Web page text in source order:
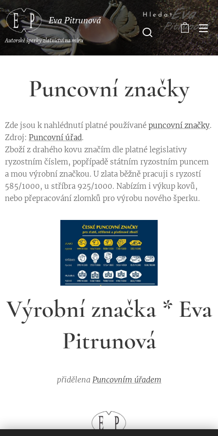
Eva Pitrunová
Autorské šperky zlatnictví na míru
Hledat
Puncovní značky
Zde jsou k nahlédnutí platné používané puncovní značky.
Zdroj: Puncovní úřad.
Zboží z drahého kovu značím dle platné legislativy
ryzostním číslem, popřípadě státním ryzostním puncem
a mou výrobní značkou. U zlata běžně pracuji s ryzostí
585/1000, u stříbra 925/1000. Nabízím i výkup kovů,
nebo přepracování zlomků pro výrobu nového šperku.
Výrobní značka * Eva
Pitrunová
přidělena Puncovním úřadem